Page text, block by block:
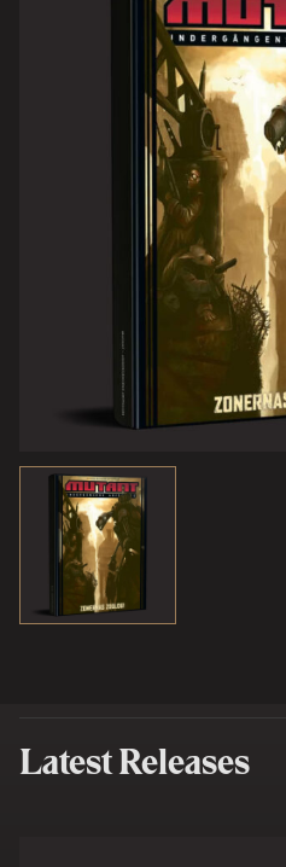
Latest Releases